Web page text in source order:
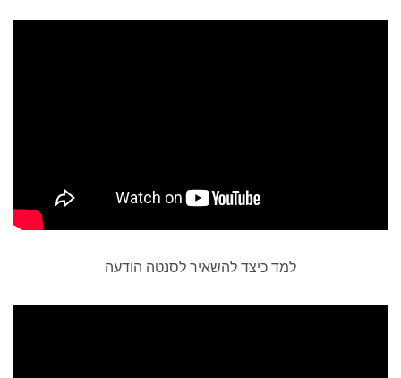
למד כיצד להשאיר לסנטה הודעה